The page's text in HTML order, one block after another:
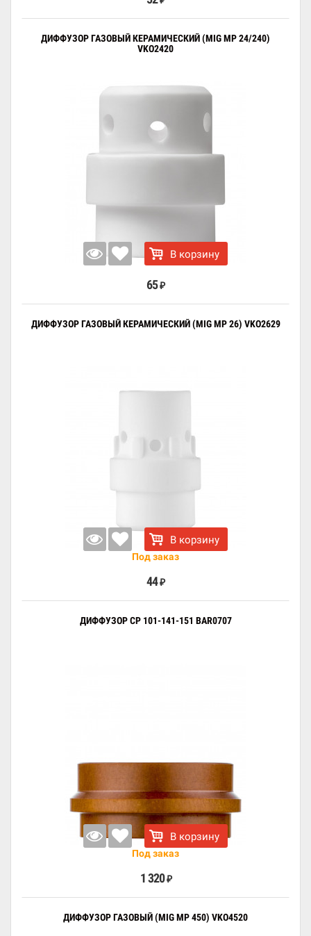
ДИФФУЗОР ГАЗОВЫЙ КЕРАМИЧЕСКИЙ (MIG MP 24/240)
VKO2420
В корзину
65 ₽
ДИФФУЗОР ГАЗОВЫЙ КЕРАМИЧЕСКИЙ (MIG MP 26) VKO2629
В корзину
Под заказ
44 ₽
ДИФФУЗОР CP 101-141-151 BAR0707
В корзину
Под заказ
1 320 ₽
ДИФФУЗОР ГАЗОВЫЙ (MIG MP 450) VKO4520